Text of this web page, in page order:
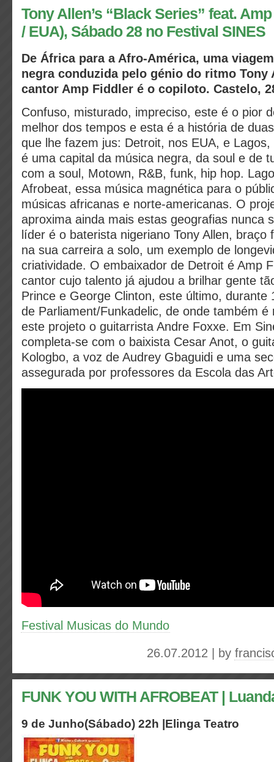
Tony Allen’s “Black Series” feat.
/ EUA), Sábado 28 no Festival SINES
De África para a Afro-América, uma
negra conduzida pelo génio do ritmo Tony
cantor Amp Fiddler é o copiloto. Castelo,
Confuso, misturado, impreciso, este é o pior
melhor dos tempos e esta é a história de
que lhe fazem jus: Detroit, nos EUA, e
é uma capital da música negra, da soul e de
com a soul, Motown, R&B, funk, hip hop.
Afrobeat, essa música magnética para o
músicas africanas e norte-americanas. O
aproxima ainda mais estas geografias nunca
líder é o baterista nigeriano Tony Allen, braço
na sua carreira a solo, um exemplo de
criatividade. O embaixador de Detroit é Amp
cantor cujo talento já ajudou a brilhar gente
Prince e George Clinton, este último, durante
de Parliament/Funkadelic, de onde também é
este projeto o guitarrista Andre Foxxe. Em
completa-se com o baixista Cesar Anot, o
Kologbo, a voz de Audrey Gbaguidi e uma
assegurada por professores da Escola das
Festival Musicas do Mundo
26.07.2012 | by
FUNK YOU WITH AFROBEAT |
9 de Junho(Sábado) 22h |Elinga Teatro